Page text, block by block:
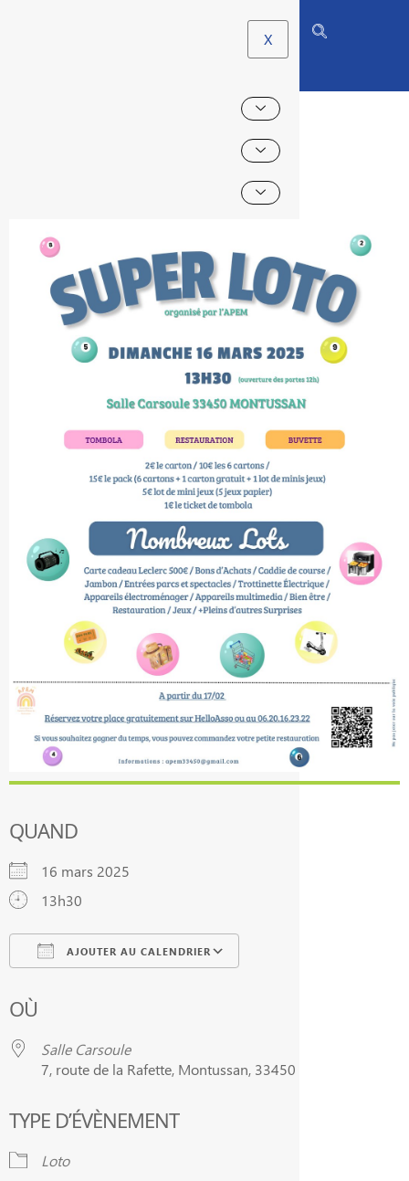
X
LOTO DE L’APEM
QUAND
16 mars 2025
13h30
AJOUTER AU CALENDRIER
OÙ
Salle Carsoule
7, route de la Rafette, Montussan, 33450
TYPE D’ÉVÈNEMENT
Loto